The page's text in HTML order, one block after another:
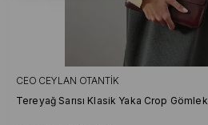
CEO CEYLAN OTANTIK
Tereyağ Sarısı Klasik Yaka Crop Gömlek